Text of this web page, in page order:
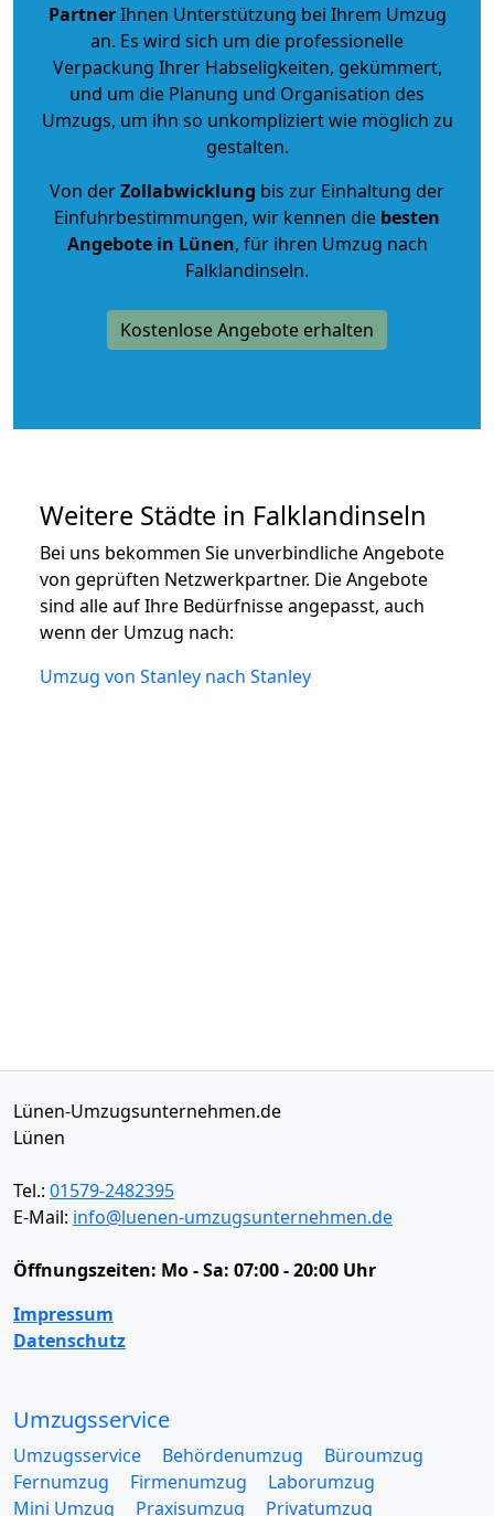
PartnerIhnen Unterstützung bei Ihrem Umzug
an. Es wird sich um die professionelle
Verpackung Ihrer Habseligkeiten, gekümmert,
und um die Planung und Organisation des
Umzugs, um ihn so unkompliziert wie möglich zu
gestalten.
Von derZollabwicklung bis zur Einhaltung der
Einfuhrbestimmungen, wir kennen die besten
Angebote in Lünen, für ihren Umzug nach
Falklandinseln.
Kostenlose Angebote erhalten
Weitere Städte in Falklandinseln
Bei uns bekommen Sie unverbindliche Angebote
von geprüften Netzwerkpartner. Die Angebote
sind alle auf Ihre Bedürfnisse angepasst, auch
wenn der Umzug nach:
Umzug von Stanley nach Stanley
Lünen-Umzugsunternehmen.de
Lünen
Tel.: 01579-2482395
E-Mail: info@luenen-umzugsunternehmen.de
Öffnungszeiten: Mo - Sa: 07:00 - 20:00 Uhr
Impressum
Datenschutz
Umzugsservice
Umzugsservice Behördenumzug
Büroumzug
Fernumzug
Firmenumzug
Laborumzug
Mini Umzug
Praxisumzug
Privatumzug